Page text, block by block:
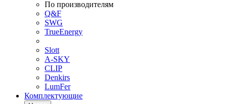
По производителям
Q&F
SWG
TrueEnergy
Slott
A-SKY
CLIP
Denkirs
LumFer
Комплектующие